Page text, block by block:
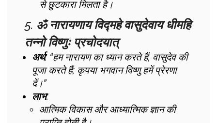
से छुटकारा मिलता है।
5. ॐ नारायणाय विद्महे वासुदेवाय धीमहि
तन्नो विष्णुः प्रचोदयात्
अर्थ: “हम नारायण का ध्यान करते हैं, वासुदेव की
पूजा करते हैं; कृपया भगवान विष्णु हमें प्रेरणा
दें।”
लाभ:
आत्मिक विकास और आध्यात्मिक ज्ञान की